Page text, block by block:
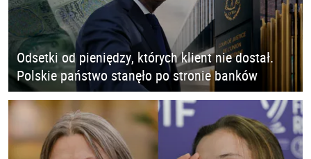
Odsetki od pieniędzy, których klient nie dostał.
Polskie państwo stanęło po stronie banków